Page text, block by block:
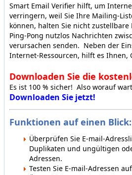
Smart Email Verifier hilft, um
verringern, weil Sie Ihre Mailing-
können, halten Sie nicht
Ping-Pong nutzlos Nachrichten
verursachen senden. Neben der
Internet-Ressourcen, hilft es Ihnen,
Downloaden Sie die
Es ist 100 % sicher! Also worauf
Downloaden Sie jetzt!
Funktionen auf einen Blick:
Überprüfen Sie E-mail-
Duplikaten und ungültigen
Adressen.
Testen Sie E-mail-Adressen